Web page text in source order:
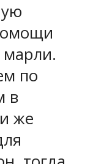
марли.
по
в
же